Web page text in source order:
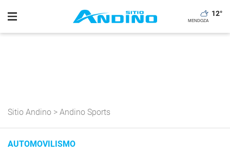
12°
Sitio Andino > Andino Sports
AUTOMOVILISMO